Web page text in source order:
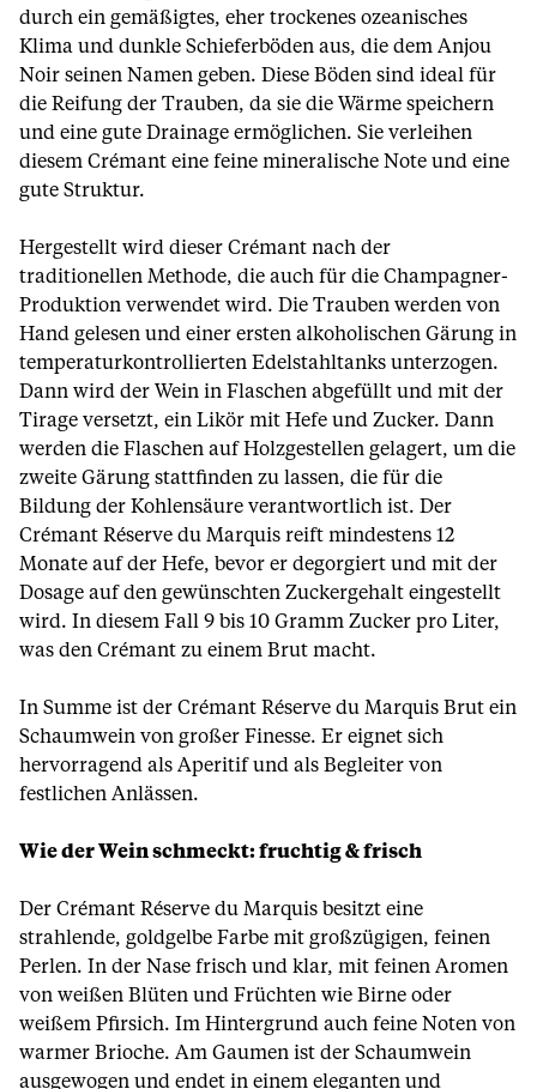
durch ein gemäßigtes, eher trockenes ozeanisches
Klima und dunkle Schieferböden aus, die dem Anjou
Noir seinen Namen geben. Diese Böden sind ideal für
die Reifung der Trauben, da sie die Wärme speichern
und eine gute Drainage ermöglichen. Sie verleihen
diesem Crémant eine feine mineralische Note und eine
gute Struktur.
Hergestellt wird dieser Crémant nach der
traditionellen Methode, die auch für die Champagner-
Produktion verwendet wird. Die Trauben werden von
Hand gelesen und einer ersten alkoholischen Gärung in
temperaturkontrollierten Edelstahltanks unterzogen.
Dann wird der Wein in Flaschen abgefüllt und mit der
Tirage versetzt, ein Likör mit Hefe und Zucker. Dann
werden die Flaschen auf Holzgestellen gelagert, um die
zweite Gärung stattfinden zu lassen, die für die
Bildung der Kohlensäure verantwortlich ist. Der
Crémant Réserve du Marquis reift mindestens 12
Monate auf der Hefe, bevor er degorgiert und mit der
Dosage auf den gewünschten Zuckergehalt eingestellt
wird. In diesem Fall 9 bis 10 Gramm Zucker pro Liter,
was den Crémant zu einem Brut macht.
In Summe ist der Crémant Réserve du Marquis Brut ein
Schaumwein von großer Finesse. Er eignet sich
hervorragend als Aperitif und als Begleiter von
festlichen Anlässen.
Wie der Wein schmeckt: fruchtig & frisch
Der Crémant Réserve du Marquis besitzt eine
strahlende, goldgelbe Farbe mit großzügigen, feinen
Perlen. In der Nase frisch und klar, mit feinen Aromen
von weißen Blüten und Früchten wie Birne oder
weißem Pfirsich. Im Hintergrund auch feine Noten von
warmer Brioche. Am Gaumen ist der Schaumwein
ausgewogen und endet in einem eleganten und